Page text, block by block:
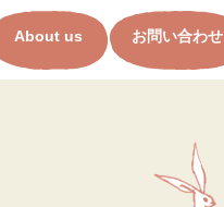
About us お問い合わせ